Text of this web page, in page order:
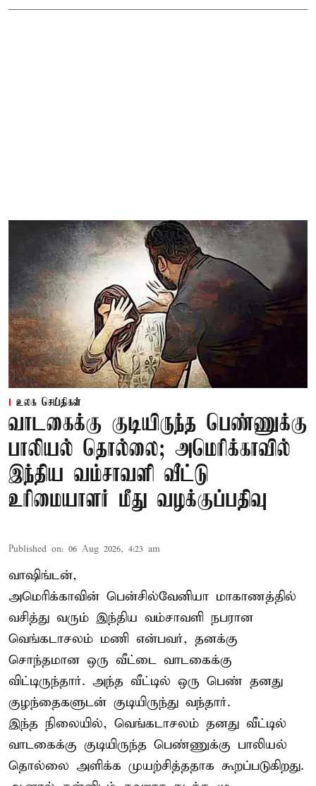
உலக செய்திகள்
வாடகைக்கு குடியிருந்த பெண்ணுக்கு
பாலியல் தொல்லை; அமெரிக்காவில்
இந்திய வம்சாவளி வீட்டு
உரிமையாளர் மீது வழக்குப்பதிவு
Published on: 06 Aug 2026, 4:23 am
வாஷிங்டன்,
அமெரிக்காவின் பென்சில்வேனியா மாகாணத்தில்
வசித்து வரும் இந்திய வம்சாவளி நபரான
வெங்கடாசலம் மணி என்பவர், தனக்கு
சொந்தமான ஒரு வீட்டை வாடகைக்கு
விட்டிருந்தார். அந்த வீட்டில் ஒரு பெண் தனது
குழந்தைகளுடன் குடியிருந்து வந்தார்.
இந்த நிலையில், வெங்கடாசலம் தனது வீட்டில்
வாடகைக்கு குடியிருந்த பெண்ணுக்கு பாலியல்
தொல்லை அளிக்க முயற்சித்ததாக கூறப்படுகிறது.